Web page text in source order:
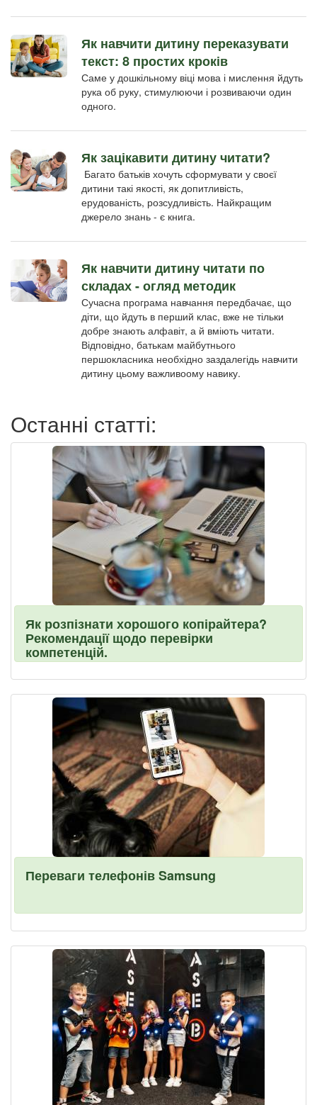
Як навчити дитину переказувати
текст: 8 простих кроків
Саме у дошкільному віці мова і мислення йдуть
рука об руку, стимулюючи і розвиваючи один
одного.
Як зацікавити дитину читати?
Багато батьків хочуть сформувати у своєї
дитини такі якості, як допитливість,
ерудованість, розсудливість. Найкращим
джерело знань - є книга.
Як навчити дитину читати по
складах - огляд методик
Сучасна програма навчання передбачає, що
діти, що йдуть в перший клас, вже не тільки
добре знають алфавіт, а й вміють читати.
Відповідно, батькам майбутнього
першокласника необхідно заздалегідь навчити
дитину цьому важливоому навику.
Останні статті:
Як розпізнати хорошого копірайтера?
Рекомендації щодо перевірки
компетенцій.
Переваги телефонів Samsung